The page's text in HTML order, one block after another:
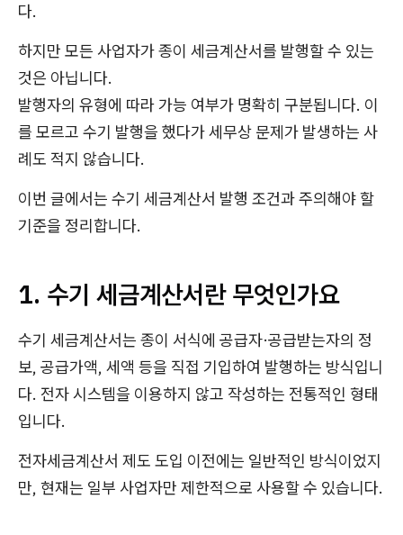
다.
하지만 모든 사업자가 종이 세금계산서를 발행할 수 있는
것은 아닙니다.
발행자의 유형에 따라 가능 여부가 명확히 구분됩니다. 이
를 모르고 수기 발행을 했다가 세무상 문제가 발생하는 사
례도 적지 않습니다.
이번 글에서는 수기 세금계산서 발행 조건과 주의해야 할
기준을 정리합니다.
1. 수기 세금계산서란 무엇인가요
수기 세금계산서는 종이 서식에 공급자·공급받는자의 정
보, 공급가액, 세액 등을 직접 기입하여 발행하는 방식입니
다. 전자 시스템을 이용하지 않고 작성하는 전통적인 형태
입니다.
전자세금계산서 제도 도입 이전에는 일반적인 방식이었지
만, 현재는 일부 사업자만 제한적으로 사용할 수 있습니다.